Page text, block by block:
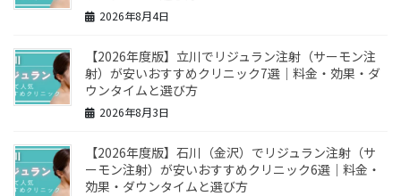
2026年8月4日
【2026年度版】立川でリジュラン注射（サーモン注
射）が安いおすすめクリニック7選｜料金・効果・ダ
ウンタイムと選び方
2026年8月3日
【2026年度版】石川（金沢）でリジュラン注射（サ
ーモン注射）が安いおすすめクリニック6選｜料金・
効果・ダウンタイムと選び方